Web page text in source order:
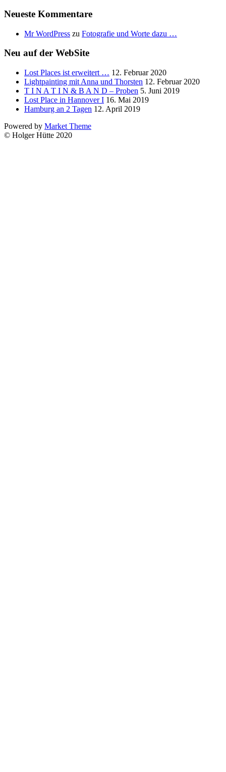
Neueste Kommentare
Mr WordPress zu Fotografie und Worte dazu …
Neu auf der WebSite
Lost Places ist erweitert … 12. Februar 2020
Lightpainting mit Anna und Thorsten 12. Februar 2020
T I N A T I N & B A N D – Proben 5. Juni 2019
Lost Place in Hannover I 16. Mai 2019
Hamburg an 2 Tagen 12. April 2019
Powered by Market Theme
© Holger Hütte 2020